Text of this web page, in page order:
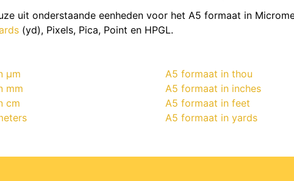
uit onderstaande eenheden voor het A5 formaat in
(yd), Pixels, Pica, Point en HPGL.
μm
mm
cm
A5 formaat in thou
A5 formaat in inches
A5 formaat in feet
A5 formaat in yards